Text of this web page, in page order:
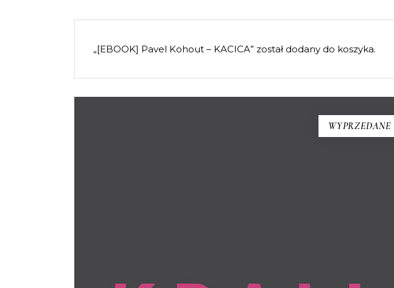
„[EBOOK] Pavel Kohout – KACICA” został dodany do koszyka.
WYPRZEDANE